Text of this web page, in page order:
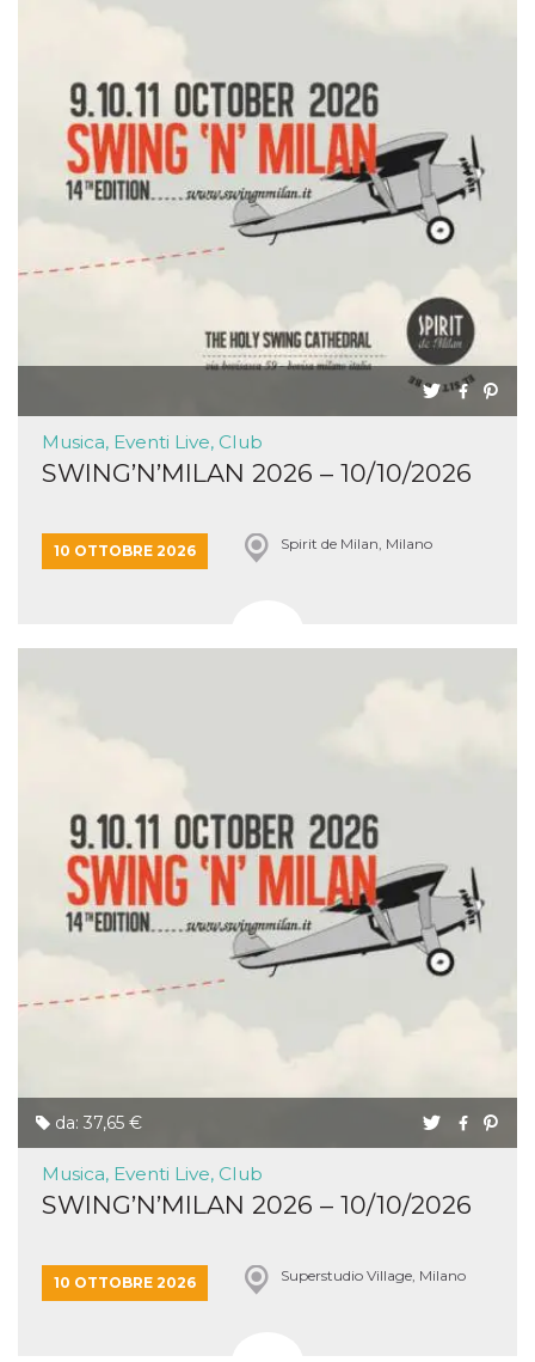
Musica, Eventi Live, Club
SWING’N’MILAN 2026 – 10/10/2026
10 OTTOBRE 2026 Spirit de Milan, Milano
da: 37,65 €
Musica, Eventi Live, Club
SWING’N’MILAN 2026 – 10/10/2026
10 OTTOBRE 2026 Superstudio Village, Milano